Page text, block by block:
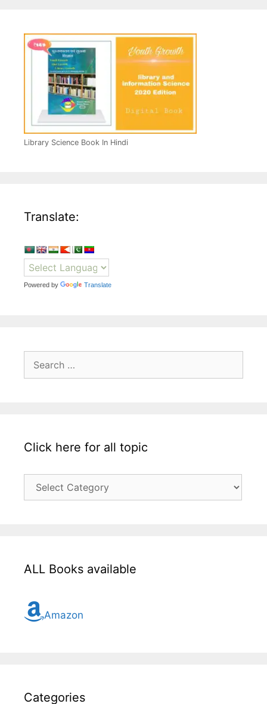
Library Science Book In Hindi
Translate:
Powered by Translate
for:
Click here for all topic
here
ALL Books available
Amazon
Categories